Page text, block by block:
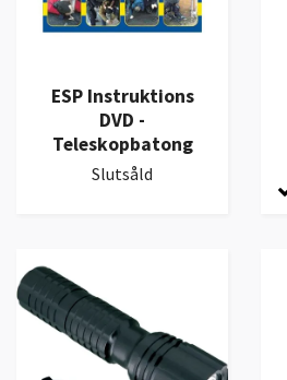
ESP Instruktions
DVD -
Teleskopbatong
Slutsåld